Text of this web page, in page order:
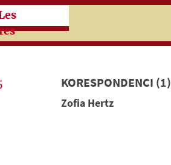
do treści zasadniczej
Les
KORESPONDENCI (1)
Zofia Hertz